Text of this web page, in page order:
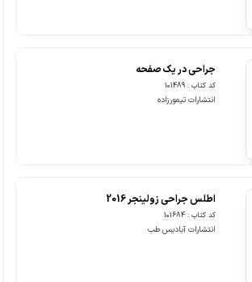
جراحی در یک صفحه
کد کتاب : 101489
انتشارات تیمورزاده
اطلس جراحی زولینجر 2016
کد کتاب : 101684
انتشارات آبادیس طب